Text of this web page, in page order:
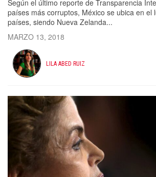
Según el último reporte de Transparencia
países más corruptos, México se ubica en el
países, siendo Nueva Zelanda...
MARZO 13, 2018
LILA ABED RUIZ